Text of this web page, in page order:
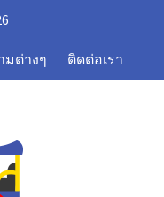
ต่างๆ ติดต่อเรา